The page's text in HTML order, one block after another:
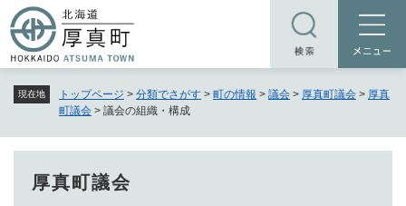
ー
ジ
で
現在地 トップページ > 分類でさがす > 町の情報 > 議会 > 厚真町議会 > 厚真
町議会 > 議会の組織・構成
厚真町議会